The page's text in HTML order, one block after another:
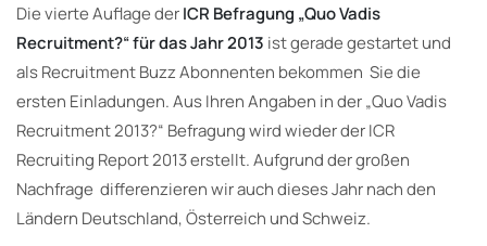
Die vierte Auflage derICR Befragung „Quo Vadis
Recruitment?“ für das Jahr 2013 ist gerade gestartet und
als Recruitment Buzz Abonnenten bekommen Sie die
ersten Einladungen. Aus Ihren Angaben in der „Quo Vadis
Recruitment 2013?“ Befragung wird wieder der ICR
Recruiting Report 2013 erstellt. Aufgrund der großen
Nachfrage differenzieren wir auch dieses Jahr nach den
Ländern Deutschland, Österreich und Schweiz.